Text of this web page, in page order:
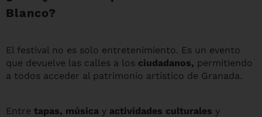
Blanco?
El festival no es solo entretenimiento. Es un evento
que devuelve las calles a los ciudadanos, permitiendo
a todos acceder al patrimonio artístico de Granada.
Entre tapas, música y actividades culturales y